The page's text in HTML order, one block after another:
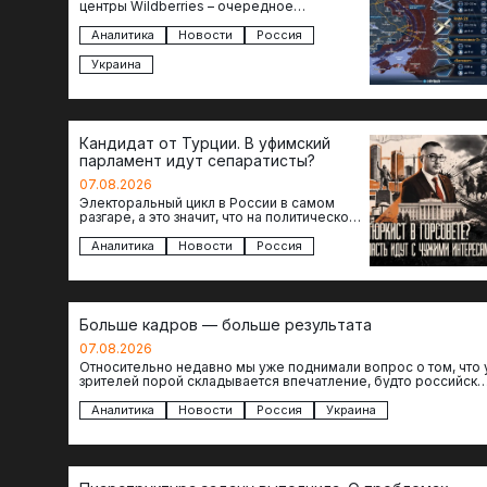
центры Wildberries – очередное
российского тыла. И суть здесь даже не…
Аналитика Новости
Россия
Украина
Кандидат от Турции. В уфимский
парламент идут сепаратисты?
07.08.2026
Электоральный цикл в России в самом
разгаре, а это значит, что на политическое
сомнительной репутацией….
Аналитика Новости Россия
Больше кадров — больше результата
07.08.2026
Относительно недавно мы уже поднимали вопрос о том, что
зрителей порой складывается впечатление, будто
Аналитика Новости Россия Украина